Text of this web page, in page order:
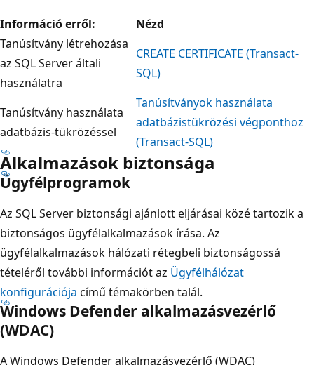
Információ erről:
Nézd
Tanúsítvány létrehozása
az SQL Server általi
használatra
CREATE CERTIFICATE (Transact-
SQL)
Tanúsítvány használata
adatbázis-tükrözéssel
Tanúsítványok használata
adatbázistükrözési végponthoz
(Transact-SQL)
Alkalmazások biztonsága
Ügyfélprogramok
Az SQL Server biztonsági ajánlott eljárásai közé tartozik a
biztonságos ügyfélalkalmazások írása. Az
ügyfélalkalmazások hálózati rétegbeli biztonságossá
tételéről további információt az Ügyfélhálózat
konfigurációja című témakörben talál.
Windows Defender alkalmazásvezérlő
(WDAC)
A Windows Defender alkalmazásvezérlő (WDAC)